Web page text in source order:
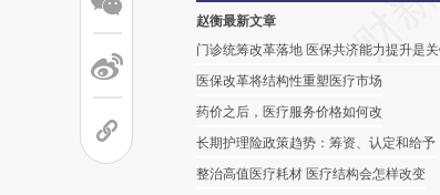
赵衡最新文章
门诊统筹改革落地 医保共济能力提升是
医保改革将结构性重塑医疗市场
药价之后，医疗服务价格如何改
长期护理险政策趋势：筹资、认定和给予
整治高值医疗耗材 医疗结构会怎样改变